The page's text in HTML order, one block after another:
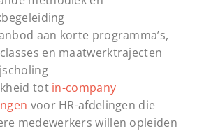
aan korte programma’s,
en maatwerktrajecten
tot in-company
voor HR-afdelingen die
medewerkers willen opleiden